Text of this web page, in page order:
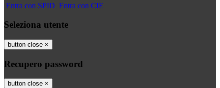
Entra con SPID Entra con CIE
Seleziona utente
button close ×
Recupero password
button close ×